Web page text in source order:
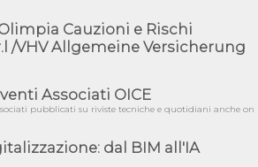
e PNRR è legge: approvata oggi la
sul DDL di riforma della responsabilità
la Relazione illustrativa al Bando tipo
DATE: Assemblea Pubblica Confindustria
Cauzioni e Rischi
/VHV Allgemeine Versicherung
Associati OICE
pubblicati su riviste tecniche e quotidiani anche on
dal BIM all'IA